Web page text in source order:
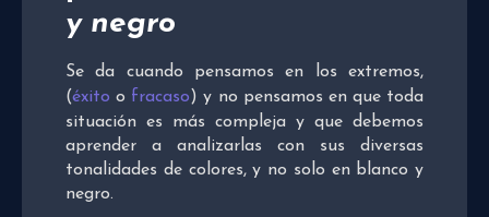
y negro
Se da cuando pensamos en los extremos,
(éxito o fracaso) y no pensamos en que toda
situación es más compleja y que debemos
aprender a analizarlas con sus diversas
tonalidades de colores, y no solo en blanco y
negro.